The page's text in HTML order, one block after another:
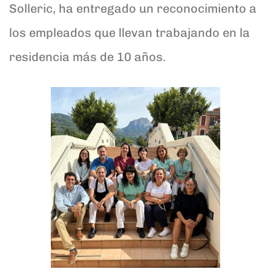
Solleric, ha entregado un reconocimiento a
los empleados que llevan trabajando en la
residencia más de 10 años.